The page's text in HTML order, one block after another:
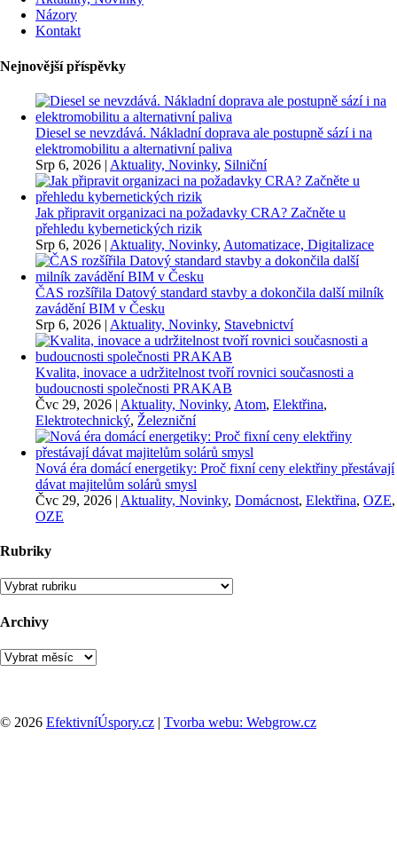
Názory
Kontakt
Nejnovější příspěvky
Diesel se nevzdává. Nákladní doprava ale postupně sází i na
elektromobilitu a alternativní paliva
Srp 6, 2026 | Aktuality, Novinky, Silniční
Jak připravit organizaci na požadavky CRA? Začněte u
přehledu kybernetických rizik
Srp 6, 2026 | Aktuality, Novinky, Automatizace, Digitalizace
ČAS rozšířila Datový standard stavby a dokončila další milník
zavádění BIM v Česku
Srp 6, 2026 | Aktuality, Novinky, Stavebnictví
Kvalita, inovace a udržitelnost tvoří rovnici současnosti a
budoucnosti společnosti PRAKAB
Čvc 29, 2026 | Aktuality, Novinky, Atom, Elektřina,
Elektrotechnický, Železniční
Nová éra domácí energetiky: Proč fixní ceny elektřiny přestávají
dávat majitelům solárů smysl
Čvc 29, 2026 | Aktuality, Novinky, Domácnost, Elektřina, OZE,
OZE
Rubriky
Rubriky
Archivy
Archivy
© 2026 EfektivníÚspory.cz | Tvorba webu: Webgrow.cz